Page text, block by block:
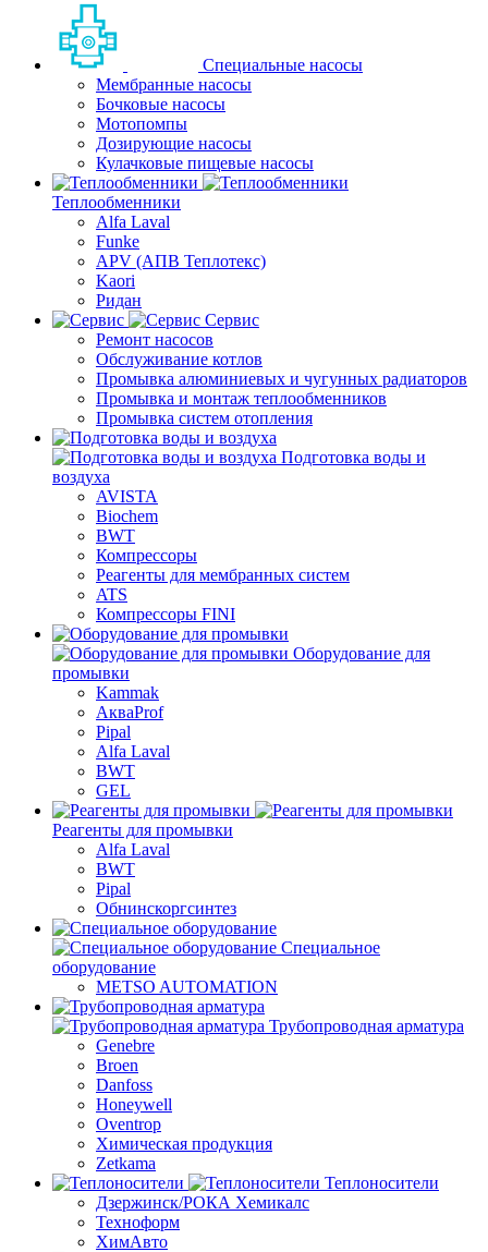
Специальные насосы
Мембранные насосы
Бочковые насосы
Мотопомпы
Дозирующие насосы
Кулачковые пищевые насосы
Теплообменники
Alfa Laval
Funke
APV (АПВ Теплотекс)
Kaori
Ридан
Сервис
Ремонт насосов
Обслуживание котлов
Промывка алюминиевых и чугунных радиаторов
Промывка и монтаж теплообменников
Промывка систем отопления
Подготовка воды и
воздуха
AVISTA
Biochem
BWT
Компрессоры
Реагенты для мембранных систем
ATS
Компрессоры FINI
Оборудование для
промывки
Kammak
АкваProf
Pipal
Alfa Laval
BWT
GEL
Реагенты для промывки
Alfa Laval
BWT
Pipal
Обнинскоргсинтез
Специальное
оборудование
METSO AUTOMATION
Трубопроводная арматура
Genebre
Broen
Danfoss
Honeywell
Oventrop
Химическая продукция
Zetkama
Теплоносители
Дзержинск/РОКА Хемикалс
Техноформ
ХимАвто